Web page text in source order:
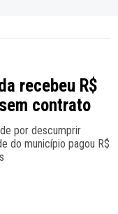
recebeu R$
contrato
por descumprir
do município pagou R$